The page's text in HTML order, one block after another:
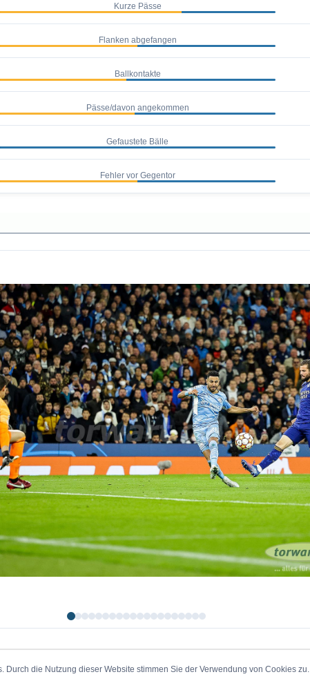
Kurze Pässe
Flanken abgefangen
Ballkontakte
Pässe/davon angekommen
Gefaustete Bälle
Fehler vor Gegentor
die Nutzung dieser Website stimmen Sie der Verwendung von Cookies zu.